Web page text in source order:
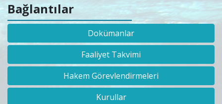
Bağlantılar
Dokümanlar
Faaliyet Takvimi
Hakem Görevlendirmeleri
Kurullar